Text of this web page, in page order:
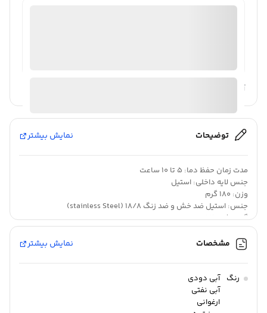
آیا قیمت مناسب تری سراغ دارید؟
توضیحات نمایش بیشتر
مدت زمان حفظ دما: ۵ تا ۱۰ ساعت
جنس لایه داخلی: استیل
وزن: 180 گرم
جنس: استیل ضد خش و ضد زنگ 18/8 (stainless Steel)
گنجایش: 0.35 لیتر
مشخصات نمایش بیشتر
رنگ آبی دودی
آبی نفتی
ارغوانی